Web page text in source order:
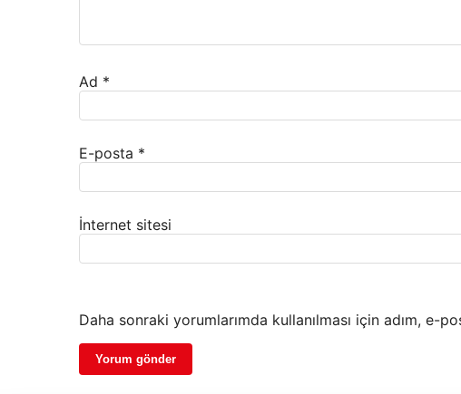
Ad *
E-posta *
İnternet sitesi
Daha sonraki yorumlarımda kullanılması için adım, e-